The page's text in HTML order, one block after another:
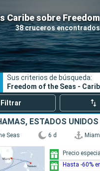
Caribe sobre
38 cruceros encontrados
Sus criterios de búsqueda:
Freedom of the Seas -
Filtrar
ESTADOS UNIDOS
Seas 6 d
Precio
Hasta -60%